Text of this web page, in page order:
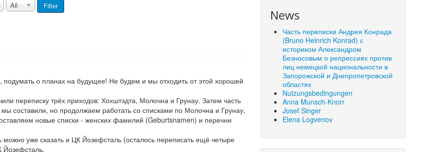
All Filter
подумать о планах на будущее! Не будем и мы отходить от этой хорошей
переписку трёх приходов: Хохштэдта, Молочна и Грунау. Затем часть
составили, но продолжаем работать со списками по Молочна и Грунау,
новые списки - женских фамилий (Geburtsnamen) и перечни
уже сказать и ЦК Йозефсталь (осталось переписать ещё четыре
Йозефсталь.
News
Часть переписки Андрея Конрада
(Bruno Heinrich Konrad) с
историком Александром
Безносовым о репрессиях против
лиц немецкой национальности в
Запорожской и Днепропетровской
областях
Nutzungsbedingungen
Anna Munsch-Knorr
Josef Singer
Elena Logvenov